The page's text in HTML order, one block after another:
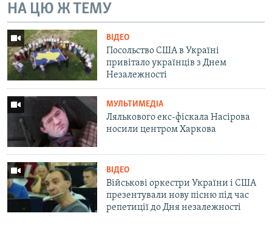
НА ЦЮ Ж ТЕМУ
ВІДЕО
Посольство США в Україні
привітало українців з Днем
Незалежності
МУЛЬТИМЕДІА
Лялькового екс-фіскала Насірова
носили центром Харкова
ВІДЕО
Військові оркестри України і США
презентували нову пісню під час
репетиції до Дня незалежності